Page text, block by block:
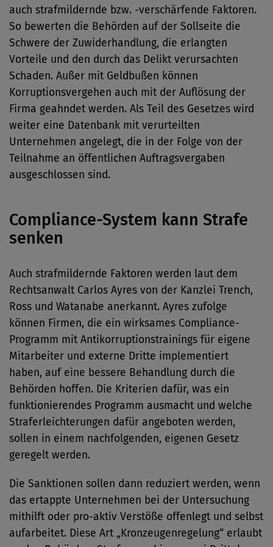
auch strafmildernde bzw. -verschärfende Faktoren.
So bewerten die Behörden auf der Sollseite die
Schwere der Zuwiderhandlung, die erlangten
Vorteile und den durch das Delikt verursachten
Schaden. Außer mit Geldbußen können
Korruptionsvergehen auch mit der Auflösung der
Firma geahndet werden. Als Teil des Gesetzes wird
weiter eine Datenbank mit verurteilten
Unternehmen angelegt, die in der Folge von der
Teilnahme an öffentlichen Auftragsvergaben
ausgeschlossen sind.
Compliance-System kann Strafe
senken
Auch strafmildernde Faktoren werden laut dem
Rechtsanwalt Carlos Ayres von der Kanzlei Trench,
Ross und Watanabe anerkannt. Ayres zufolge
können Firmen, die ein wirksames Compliance-
Programm mit Antikorruptionstrainings für eigene
Mitarbeiter und externe Dritte implementiert
haben, auf eine bessere Behandlung durch die
Behörden hoffen. Die Kriterien dafür, was ein
funktionierendes Programm ausmacht und welche
Straferleichterungen dafür angeboten werden,
sollen in einem nachfolgenden, eigenen Gesetz
geregelt werden.
Die Sanktionen sollen dann reduziert werden, wenn
das ertappte Unternehmen bei der Untersuchung
mithilft oder pro-aktiv Verstöße offenlegt und selbst
aufarbeitet. Diese Art „Kronzeugenregelung“ erlaubt